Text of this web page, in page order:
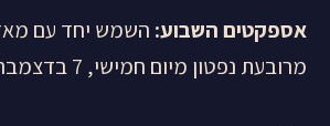
אספקטים השבוע: השמש יחד עם
מרובעת נפטון מיום חמישי, 7 בדצמבר.